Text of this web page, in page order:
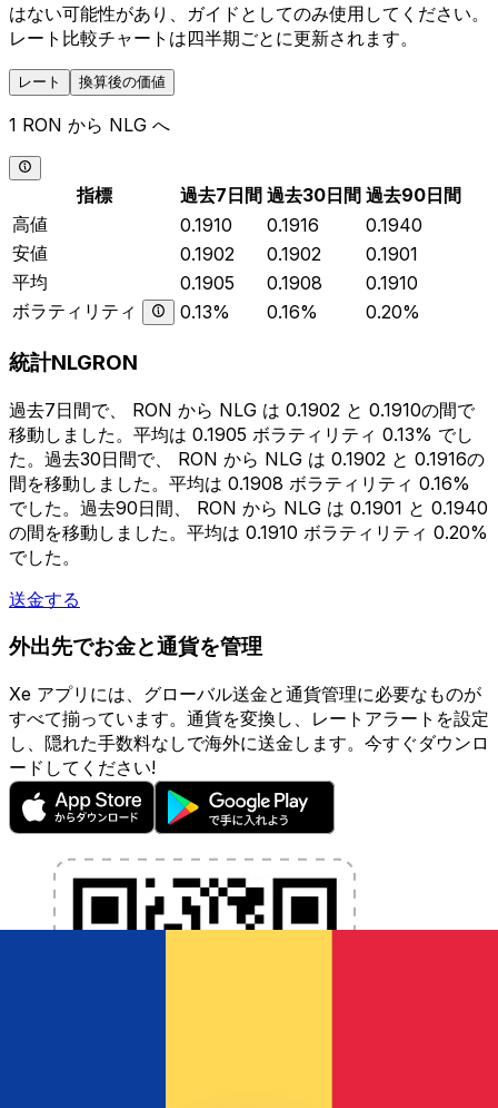
はない可能性があり、ガイドとしてのみ使用してください。
レート比較チャートは四半期ごとに更新されます。
レート 換算後の価値
1 RON から NLG へ
指標 過去7日間 過去30日間 過去90日間
高値
0.1910 0.1916
0.1940
安値
0.1902 0.1902
0.1901
平均
0.1905 0.1908
0.1910
ボラティリティ
0.13% 0.16% 0.20%
統計NLGRON
過去7日間で、 RON から NLG は 0.1902 と 0.1910の間で
移動しました。平均は 0.1905 ボラティリティ 0.13% でし
た。過去30日間で、 RON から NLG は 0.1902 と 0.1916の
間を移動しました。平均は 0.1908 ボラティリティ 0.16%
でした。過去90日間、 RON から NLG は 0.1901 と 0.1940
の間を移動しました。平均は 0.1910 ボラティリティ 0.20%
でした。
送金する
外出先でお金と通貨を管理
Xe アプリには、グローバル送金と通貨管理に必要なものが
すべて揃っています。通貨を変換し、レートアラートを設定
し、隠れた手数料なしで海外に送金します。今すぐダウンロ
ードしてください!